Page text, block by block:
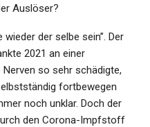
Auslöser?
der selbe sein”. Der
2021 an einer
Nerven so sehr schädigte,
fortbewegen
noch unklar. Doch der
den Corona-Impfstoff